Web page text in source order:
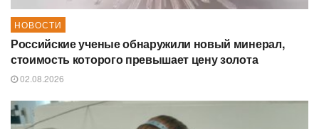
НОВОСТИ
Российские ученые обнаружили новый минерал,
стоимость которого превышает цену золота
02.08.2026